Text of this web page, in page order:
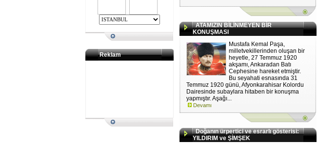
Reklam
ATAMIZIN BİLİNMEYEN BİR
KONUŞMASI
Mustafa Kemal Paşa,
milletvekillerinden oluşan bir
heyetle, 27 Temmuz 1920
akşamı, Ankaradan Batı
Cephesine hareket etmiştir.
Bu seyahati esnasında 31
Temmuz 1920 günü, Afyonkarahisar Kolordu
Dairesinde subaylara hitaben bir konuşma
yapmıştır. Aşağı...
Devamı
Doğanın ürpertici ve esrarlı gösterisi:
YILDIRIM ve ŞİMŞEK